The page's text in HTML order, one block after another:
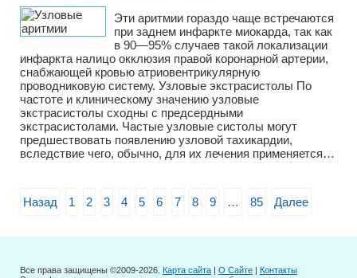
Эти аритмии гораздо чаще встречаются
при заднем инфаркте миокарда, так как
в 90—95% случаев такой локализации
инфаркта налицо окклюзия правой коронарной артерии,
снабжающей кровью атриовентрикулярную
проводниковую систему. Узловые экстрасистолы По
частоте и клиническому значению узловые
экстрасистолы сходны с предсердными
экстрасистолами. Частые узловые систолы могут
предшествовать появлению узловой тахикардии,
вследствие чего, обычно, для их лечения применяется…
Назад 1 2 3 4 5 6 7 8 9 … 85 Далее
Все права защищены ©2009-2026. Карта сайта | О Сайте | Контакты